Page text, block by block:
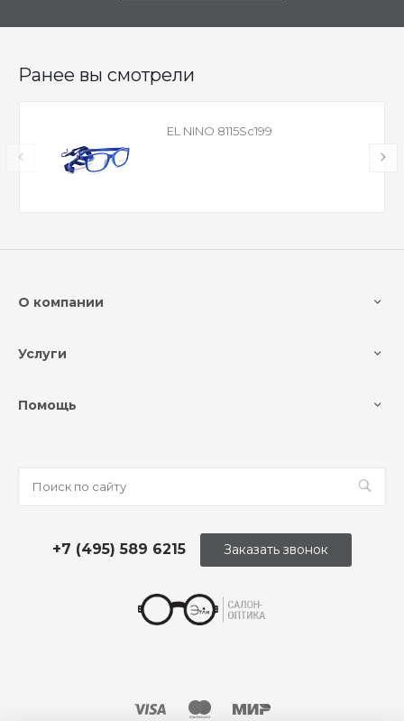
Ранее вы смотрели
EL NINO 8115Sc199
О компании
Услуги
Помощь
+7 (495) 589 6215 Заказать звонок